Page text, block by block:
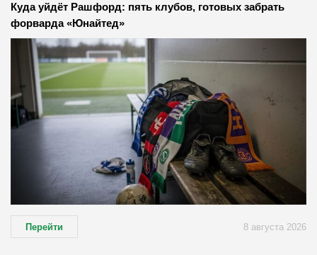
Куда уйдёт Рашфорд: пять клубов, готовых забрать
форварда «Юнайтед»
Перейти 8 августа 2026